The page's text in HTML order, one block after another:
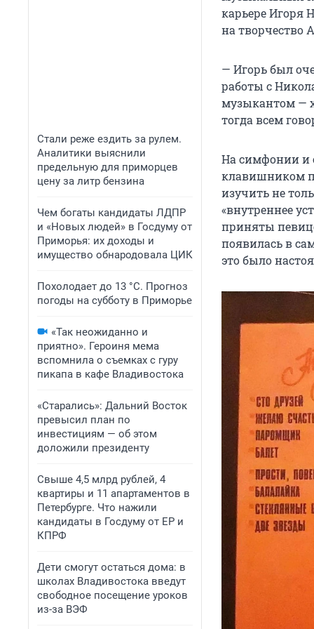
Стали реже ездить за рулем.
Аналитики выяснили
предельную для приморцев
цену за литр бензина
Чем богаты кандидаты ЛДПР
и «Новых людей» в Госдуму от
Приморья: их доходы и
имущество обнародовала ЦИК
Похолодает до 13 °C. Прогноз
погоды на субботу в Приморье
«Так неожиданно и
приятно». Героиня мема
вспомнила о съемках с гуру
пикапа в кафе Владивостока
«Старались»: Дальний Восток
превысил план по
инвестициям — об этом
доложили президенту
Свыше 4,5 млрд рублей, 4
квартиры и 11 апартаментов в
Петербурге. Что нажили
кандидаты в Госдуму от ЕР и
КПРФ
Дети смогут остаться дома: в
школах Владивостока введут
свободное посещение уроков
из-за ВЭФ
карьере Игоря
на творчество
— Игорь был
работы с
музыкантом —
тогда всем
На симфонии и
клавишником
изучить не
«внутреннее
приняты
появилась в
это было